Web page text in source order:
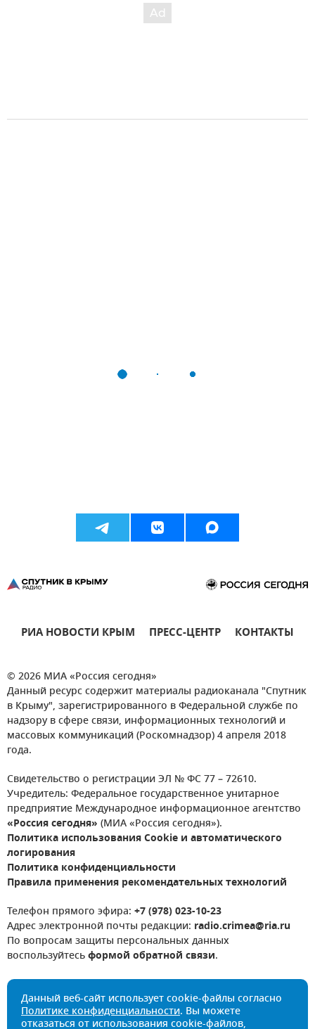
РИА НОВОСТИ КРЫМ ПРЕСС-ЦЕНТР КОНТАКТЫ
© 2026 МИА «Россия сегодня»
Данный ресурс содержит материалы радиоканала "Спутник
в Крыму", зарегистрированного в Федеральной службе по
надзору в сфере связи, информационных технологий и
массовых коммуникаций (Роскомнадзор) 4 апреля 2018
года.
Свидетельство о регистрации ЭЛ № ФС 77 – 72610.
Учредитель: Федеральное государственное унитарное
предприятие Международное информационное агентство
«Россия сегодня» (МИА «Россия сегодня»).
Политика использования Cookie и автоматического
логирования
Политика конфиденциальности
Правила применения рекомендательных технологий
Телефон прямого эфира: +7 (978) 023-10-23
Адрес электронной почты редакции: radio.crimea@ria.ru
По вопросам защиты персональных данных
воспользуйтесьформой обратной связи.
Данный веб-сайт использует cookie-файлы согласно
Политике конфиденциальности. Вы можете
отказаться от использования cookie-файлов,